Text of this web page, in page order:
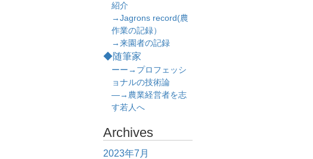
紹介
→Jagrons record(農
作業の記録）
→来園者の記録
◆随筆家
ーー→プロフェッシ
ョナルの技術論
―→農業経営者を志
す若人へ
Archives
2023年7月